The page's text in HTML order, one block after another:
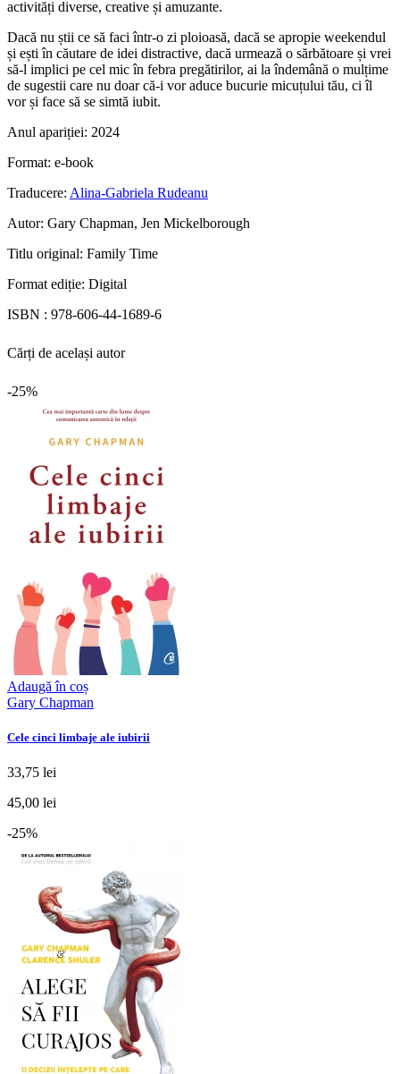
activități diverse, creative și amuzante.
Dacă nu știi ce să faci într-o zi ploioasă, dacă se apropie weekendul
și ești în căutare de idei distractive, dacă urmează o sărbătoare și vrei
să-l implici pe cel mic în febra pregătirilor, ai la îndemână o mulțime
de sugestii care nu doar că-i vor aduce bucurie micuțului tău, ci îl
vor și face să se simtă iubit.
Anul apariției: 2024
Format: e-book
Traducere: Alina-Gabriela Rudeanu
Autor: Gary Chapman, Jen Mickelborough
Titlu original: Family Time
Format ediție: Digital
ISBN : 978-606-44-1689-6
Cărți de același autor
-25%
Adaugă în coș
Gary Chapman
Cele cinci limbaje ale iubirii
33,75 lei
45,00 lei
-25%